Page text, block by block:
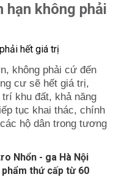
hạn không phải
không phải cứ đến
cư sẽ hết giá trị,
khu đất, khả năng
tục khai thác, chính
hộ dân trong tương
Nhổn - ga Hà Nội
thứ cấp từ 60